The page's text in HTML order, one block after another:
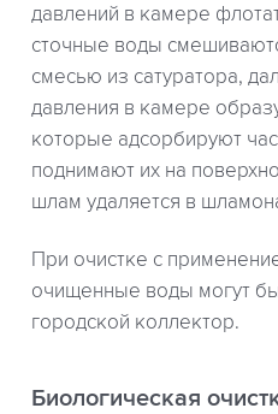
давлений в камере
сточные воды
смесью из сатуратора,
давления в камере
которые адсорбируют
поднимают их на
шлам удаляется в
При очистке с
очищенные воды могут
городской коллектор.
Биологическая